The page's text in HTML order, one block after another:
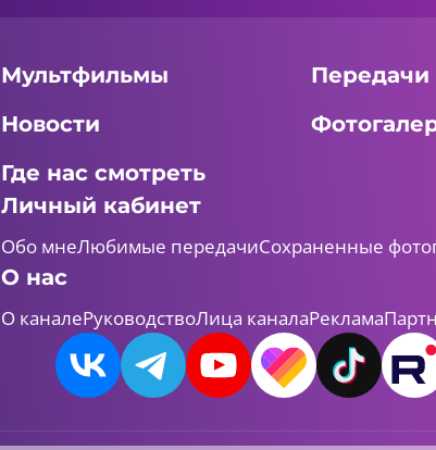
Мультфильмы Передачи
Новости
Где нас смотреть
Личный кабинет
Обо мнеЛюбимые передачиСохраненные
О нас
О каналеРуководствоЛица каналаРеклама